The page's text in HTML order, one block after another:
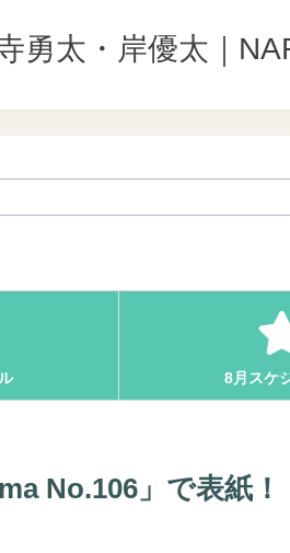
勇太・岸優太｜
8月スケ
No.106」で表紙！